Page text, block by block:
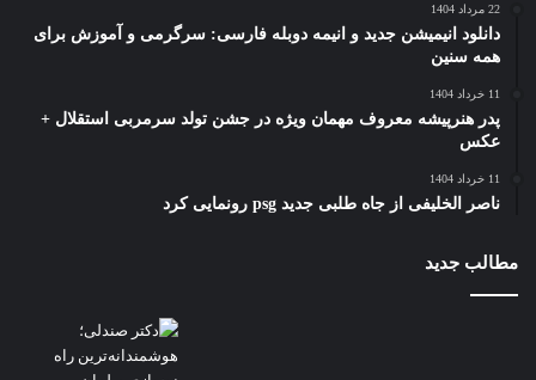
22 مرداد 1404
دانلود انیمیشن جدید و انیمه دوبله فارسی: سرگرمی و آموزش برای
همه سنین
11 خرداد 1404
پدر هنرپیشه معروف مهمان ویژه در جشن تولد سرمربی استقلال +
عکس
11 خرداد 1404
ناصر الخلیفی از جاه طلبی جدید psg رونمایی کرد
مطالب جدید